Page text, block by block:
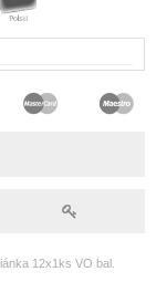
12x1ks VO bal.